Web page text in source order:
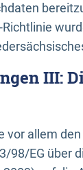
III:
allem
98/EG über